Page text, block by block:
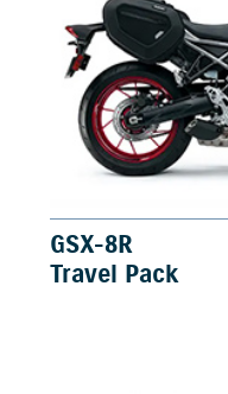
GSX-8R
Travel Pack